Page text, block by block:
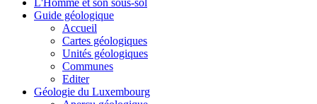
L'Homme et son sous-sol
Guide géologique
Accueil
Cartes géologiques
Unités géologiques
Communes
Editer
Géologie du Luxembourg